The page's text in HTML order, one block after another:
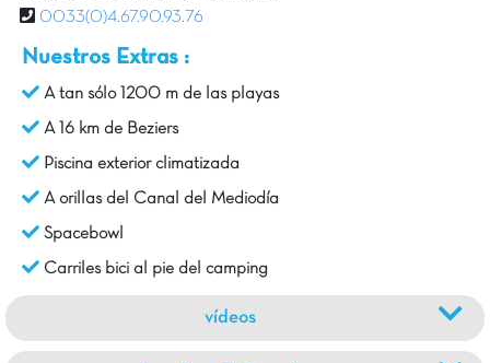
0033(0)4.67.90.93.76
Nuestros Extras :
A tan sólo 1200 m de las playas
A 16 km de Beziers
Piscina exterior climatizada
A orillas del Canal del Mediodía
Spacebowl
Carriles bici al pie del camping
vídeos